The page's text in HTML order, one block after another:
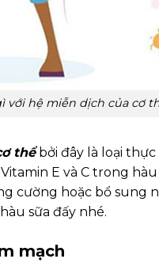
với hệ miễn dịch của cơ
thểbởi đây là loại
E và C trong
cường hoặc bổ sung
sữa đấy nhé.
mạch